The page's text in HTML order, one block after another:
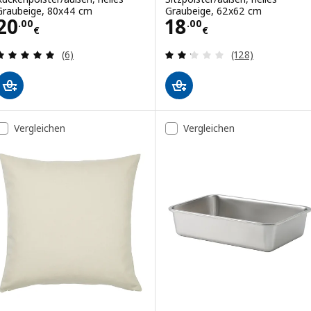
80x44 cm
.00
€20.00€
Bewertungen: 5 von 5 Sternen. Bewertungen
(6)
Graubeige, 62x62 cm
18.00
€
Preis 18.00€
Bewertungen:
(128)
Vergleichen Vergleichen